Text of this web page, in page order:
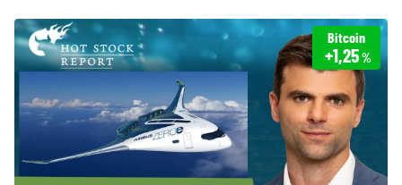
Bitcoin
+1,25%